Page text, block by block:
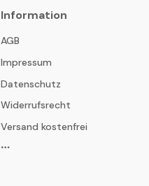
Information
AGB
Impressum
Datenschutz
Widerrufsrecht
Versand kostenfrei